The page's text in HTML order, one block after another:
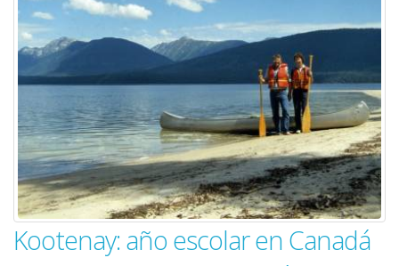
Kootenay: año escolar en Canadá